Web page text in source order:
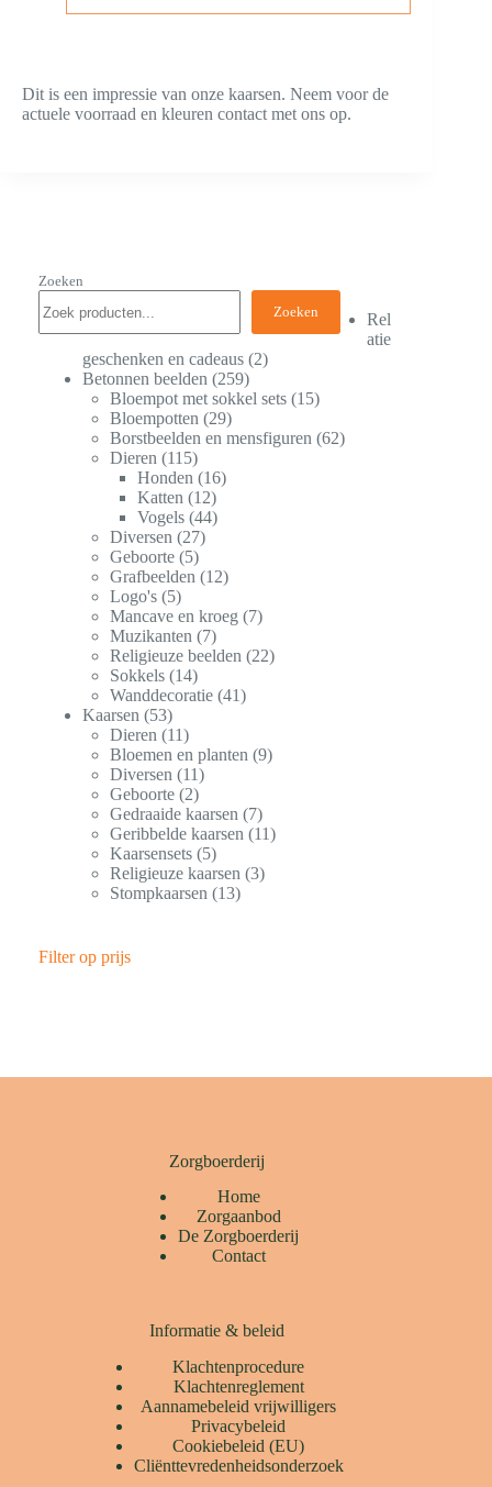
Dit is een impressie van onze kaarsen. Neem voor de
actuele voorraad en kleuren contact met ons op.
Zoeken
Zoeken
Rel
atie
geschenken en cadeaus 2
Betonnen beelden
259
Bloempot met sokkel sets 15
Bloempotten
29
Borstbeelden en mensfiguren 62
Dieren
115
Honden
16
Katten
12
Vogels 44
Diversen
27
Geboorte 5
Grafbeelden
12
Logo's 5
Mancave en kroeg
7
Muzikanten
7
Religieuze beelden
22
Sokkels 14
Wanddecoratie 41
Kaarsen
53
Dieren
11
Bloemen en planten 9
Diversen
11
Geboorte 2
Gedraaide kaarsen
7
Geribbelde kaarsen
11
Kaarsensets 5
Religieuze kaarsen 3
Stompkaarsen
13
Filter op prijs
Zorgboerderij
Home
Zorgaanbod
De Zorgboerderij
Contact
Informatie & beleid
Klachtenprocedure
Klachtenreglement
Aannamebeleid vrijwilligers
Privacybeleid
Cookiebeleid (EU)
Cliënttevredenheidsonderzoek